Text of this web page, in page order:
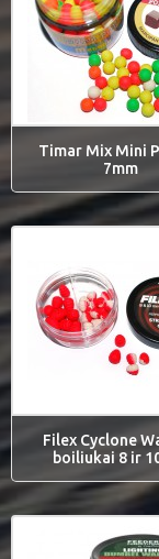
Timar Mix Mini
7mm
Filex Cyclone
boiliukai 8 ir